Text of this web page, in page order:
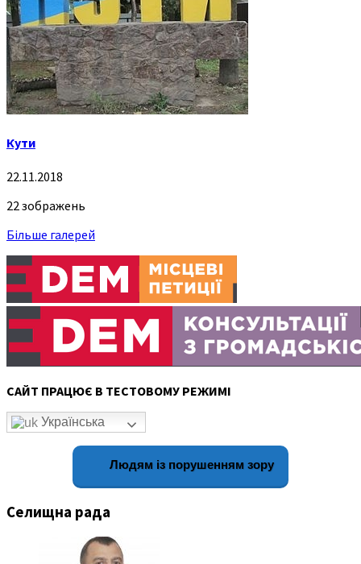
Кути
22.11.2018
22 зображень
Більше галерей
САЙТ ПРАЦЮЄ В ТЕСТОВОМУ РЕЖИМІ
Українська
Людям із порушенням зору
Селищна рада